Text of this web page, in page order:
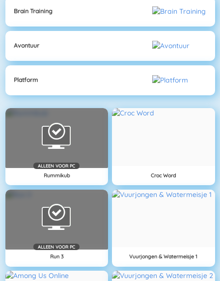
Brain Training
Avontuur
Platform
ALLEEN VOOR PC
Rummikub Croc Word
ALLEEN VOOR PC
Run 3 Vuurjongen & Watermeisje 1